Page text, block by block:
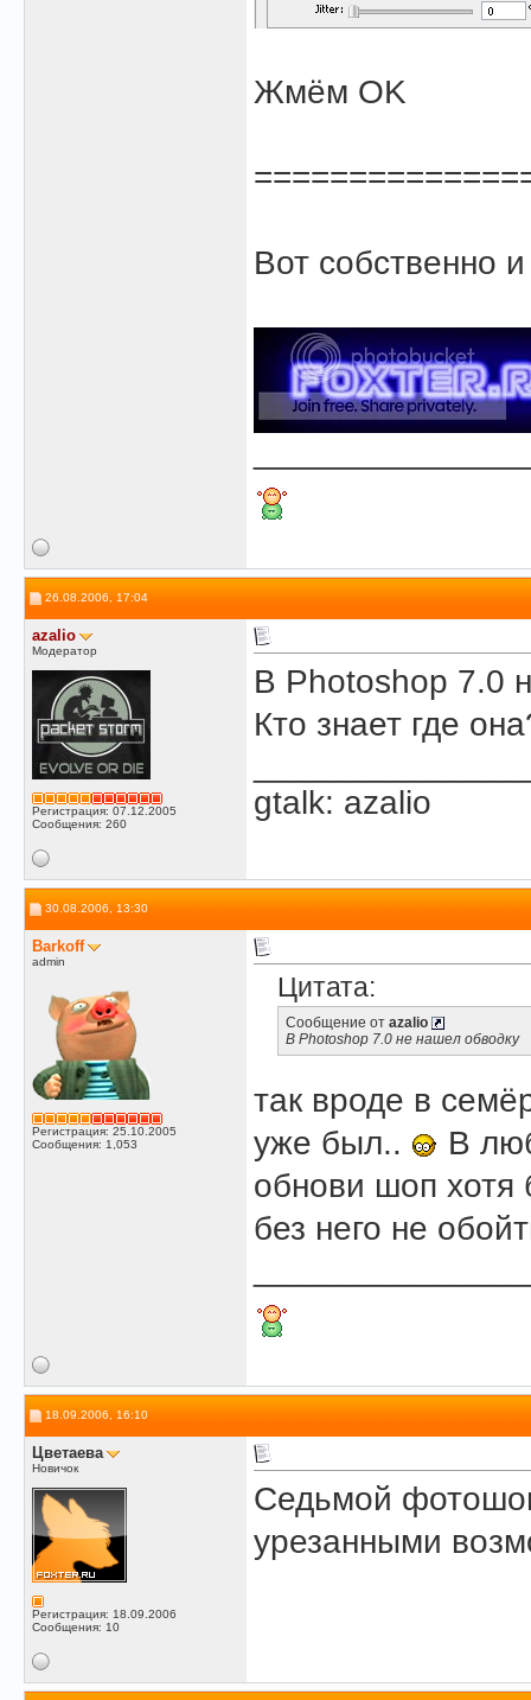
Жмём OK
Вот собственно
26.08.2006, 17:04
azalio
Модератор
Регистрация: 07.12.2005
Сообщения: 260
В Photoshop 7.0
Кто знает где
gtalk: azalio
30.08.2006, 13:30
Barkoff
admin
Регистрация: 25.10.2005
Сообщения: 1,053
Цитата:
Сообщение от azalio
В Photoshop 7.0 не нашел обводку
так вроде в
уже был..
В
обнови шоп хотя
без него не
18.09.2006, 16:10
Цветаева
Новичок
Регистрация: 18.09.2006
Сообщения: 10
Седьмой
урезанными